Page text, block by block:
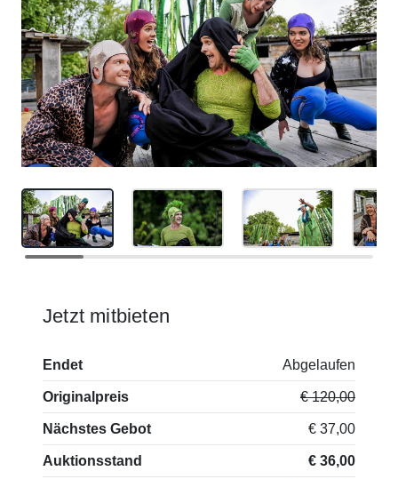
Jetzt mitbieten
Endet Abgelaufen
Originalpreis € 120,00
Nächstes Gebot € 37,00
Auktionsstand € 36,00